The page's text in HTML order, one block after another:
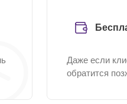
Даже если
обратится